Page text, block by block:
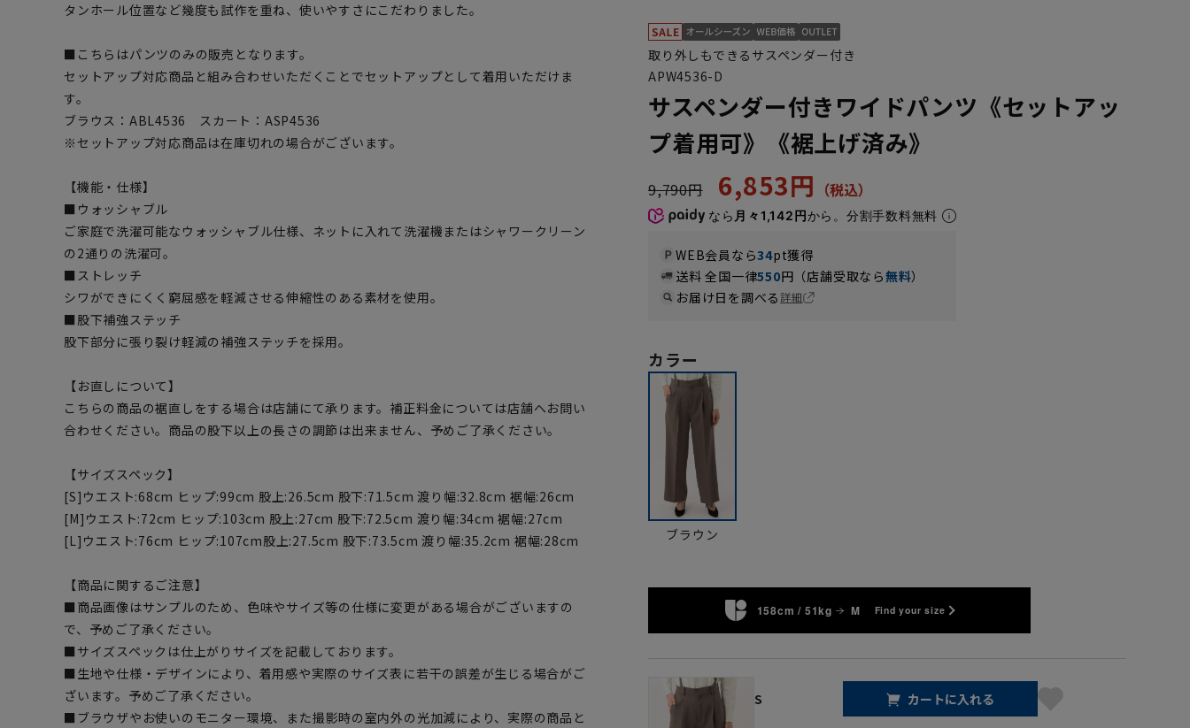
タンホール位置など幾度も試作を重ね、使いやすさにこだわりました。
■こちらはパンツのみの販売となります。
セットアップ対応商品と組み合わせいただくことでセットアップとして着用いただけま
す。
ブラウス：ABL4536 スカート：ASP4536
※セットアップ対応商品は在庫切れの場合がございます。
【機能・仕様】
■ウォッシャブル
ご家庭で洗濯可能なウォッシャブル仕様、ネットに入れて洗濯機またはシャワークリーン
の2通りの洗濯可。
■ストレッチ
シワができにくく窮屈感を軽減させる伸縮性のある素材を使用。
■股下補強ステッチ
股下部分に張り裂け軽減の補強ステッチを採用。
【お直しについて】
こちらの商品の裾直しをする場合は店舗にて承ります。補正料金については店舗へお問い
合わせください。商品の股下以上の長さの調節は出来ません、予めご了承ください。
【サイズスペック】
[S]ウエスト:68cm ヒップ:99cm 股上:26.5cm 股下:71.5cm 渡り幅:32.8cm 裾幅:26cm
[M]ウエスト:72cm ヒップ:103cm 股上:27cm 股下:72.5cm 渡り幅:34cm 裾幅:27cm
[L]ウエスト:76cm ヒップ:107cm股上:27.5cm 股下:73.5cm 渡り幅:35.2cm 裾幅:28cm
【商品に関するご注意】
■商品画像はサンプルのため、色味やサイズ等の仕様に変更がある場合がございますの
で、予めご了承ください。
■サイズスペックは仕上がりサイズを記載しております。
■生地や仕様・デザインにより、着用感や実際のサイズ表に若干の誤差が生じる場合がご
ざいます。予めご了承ください。
■ブラウザやお使いのモニター環境、また撮影時の室内外の光加減により、実際の商品と
取り外しもできるサスペンダー付き
APW4536-D
サスペンダー付きワイドパンツ《セットアッ
プ着用可》《裾上げ済み》
9,790円 6,853円
なら 月々1,142円から。分割手数料無料
WEB会員なら34pt獲得
送料 全国一律550円（店舗受取なら無料）
お届け日を調べる詳細
カラー
ブラウン
158cm / 51kg M Find your size
S カートに入れる